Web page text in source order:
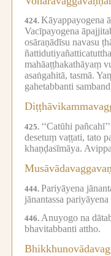
424. Kāyappayogena
Vacīpayogena
osāraṇādīsu navasu
mahāaṭṭhakathāyaṃ
asaṅgahitā, tasmā.
gahetabbanti
425. ‘‘Catūhi
desetuṃ vaṭṭati, tato
khaṇḍasīmāya.
444. Pariyāyena
jānantassa
446. Anuyogo na
bhavitabbanti attho.